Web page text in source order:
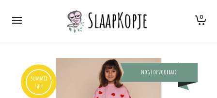
0
Summer
Sale
nog 1 op voorraad